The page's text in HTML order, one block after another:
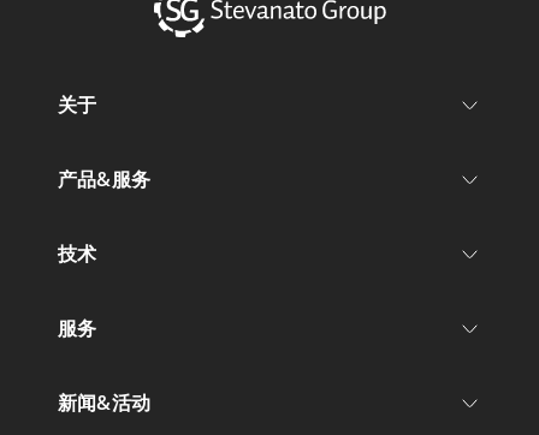
关于
产品&服务
技术
服务
新闻&活动